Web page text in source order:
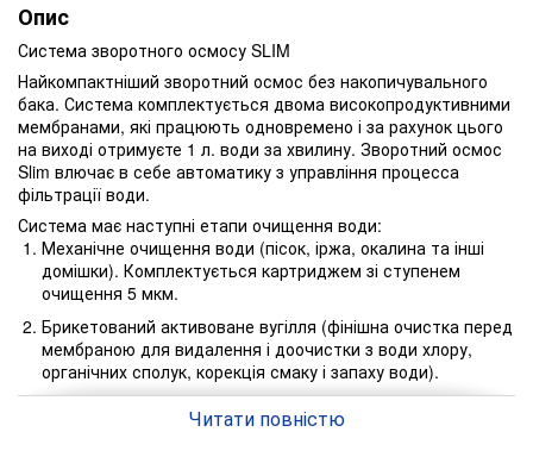
Опис
Система зворотного осмосу SLIM
Найкомпактніший зворотний осмос без накопичувального
бака. Система комплектується двома високопродуктивними
мембранами, які працюють одновремено і за рахунок цього
на виході отримуєте 1 л. води за хвилину. Зворотний осмос
Slim влючає в себе автоматику з управління процесса
фільтрації води.
Система має наступні етапи очищення води:
Механічне очищення води (пісок, іржа, окалина та інші
домішки). Комплектується картриджем зі ступенем
очищення 5 мкм.
Брикетований активоване вугілля (фінішна очистка перед
мембраною для видалення і доочистки з води хлору,
органічних сполук, корекція смаку і запаху води).
Зворотньоосмотична мембрана (основний елемент
системи зворотного осмосу, який видаляє з води 99,8%
Читати повністю